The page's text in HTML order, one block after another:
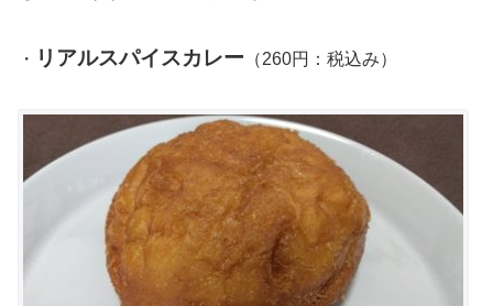
・ リアルスパイスカレー （260円：税込み）